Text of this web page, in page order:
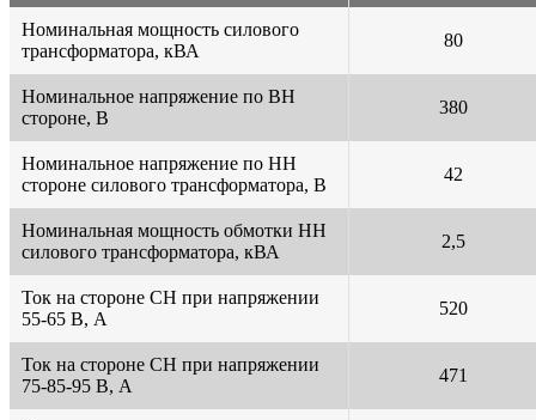
Номинальная мощность силового
трансформатора, кВА
80
Номинальное напряжение по ВН
стороне, В
380
Номинальное напряжение по НН
стороне силового трансформатора, В
42
Номинальная мощность обмотки НН
силового трансформатора, кВА
2,5
Ток на стороне СН при напряжении
55-65 В, А
520
Ток на стороне СН при напряжении
75-85-95 В, А
471